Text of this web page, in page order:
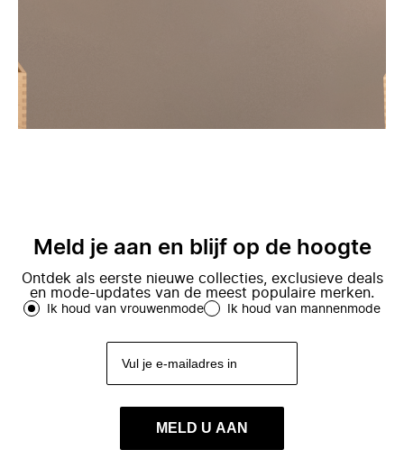
Meld je aan en blijf op de hoogte
Ontdek als eerste nieuwe collecties, exclusieve deals
en mode-updates van de meest populaire merken.
Ik houd van vrouwenmode Ik houd van mannenmode
MELD U AAN